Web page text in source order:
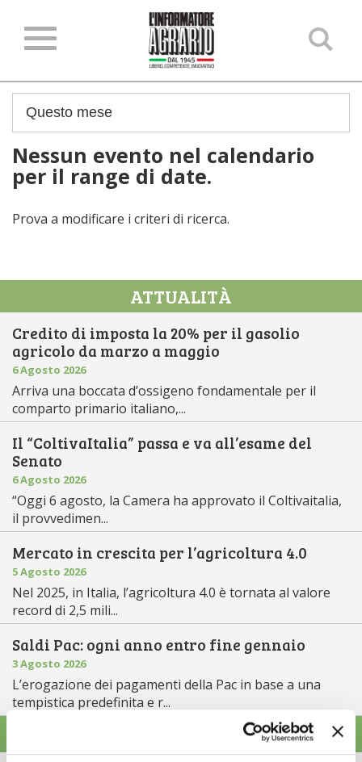
Nessun evento nel calendario
per il range di date.
Prova a modificare i criteri di ricerca.
ATTUALITÀ
Credito di imposta la 20% per il gasolio
agricolo da marzo a maggio
6 Agosto 2026
Arriva una boccata d’ossigeno fondamentale per il
comparto primario italiano,...
Il “ColtivaItalia” passa e va all’esame del
Senato
6 Agosto 2026
“Oggi 6 agosto, la Camera ha approvato il Coltivaitalia,
il provvedimen...
Mercato in crescita per l’agricoltura 4.0
5 Agosto 2026
Nel 2025, in Italia, l’agricoltura 4.0 è tornata al valore
record di 2,5 mili...
Saldi Pac: ogni anno entro fine gennaio
3 Agosto 2026
L’erogazione dei pagamenti della Pac in base a una
tempistica predefinita e r...